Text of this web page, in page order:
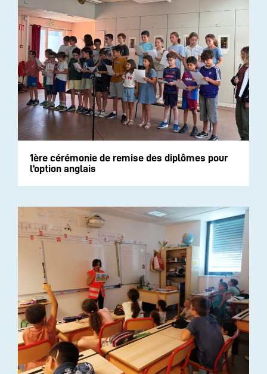
1ère cérémonie de remise des diplômes pour
l’option anglais